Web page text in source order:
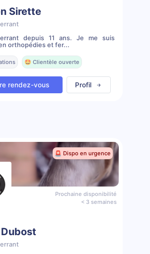
Sirette
depuis 11 ans. Je me suis
orthopédies et fer...
🤩 Clientèle ouverte
rendez-vous Profil
🚨 Dispo en urgence
Prochaine disponibilité
< 3 semaines